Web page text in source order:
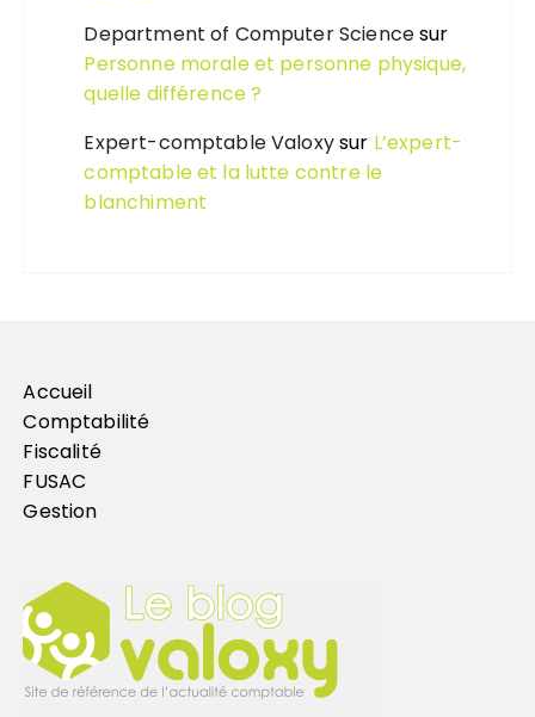
Department of Computer Sciencesur
Personne morale et personne physique,
quelle différence ?
Expert-comptable Valoxysur L’expert-
comptable et la lutte contre le
blanchiment
Accueil
Comptabilité
Fiscalité
FUSAC
Gestion